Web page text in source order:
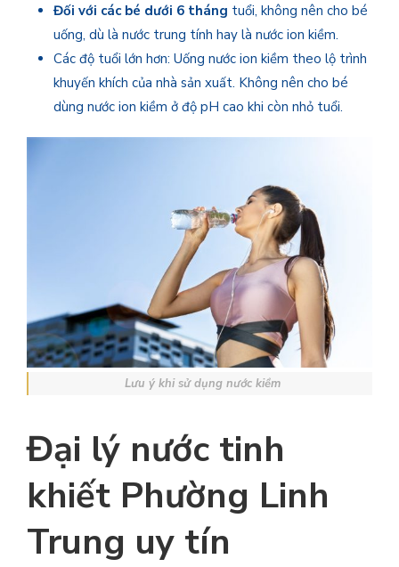
Đối với các bé dưới 6 tháng tuổi, không nên cho bé
uống, dù là nước trung tính hay là nước ion kiềm.
Các độ tuổi lớn hơn: Uống nước ion kiềm theo lộ trình
khuyến khích của nhà sản xuất. Không nên cho bé
dùng nước ion kiềm ở độ pH cao khi còn nhỏ tuổi.
Lưu ý khi sử dụng nước kiềm
Đại lý nước tinh
khiết Phường Linh
Trung uy tín